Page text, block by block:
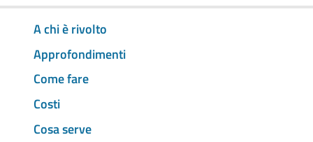
A chi è rivolto
Approfondimenti
Come fare
Costi
Cosa serve